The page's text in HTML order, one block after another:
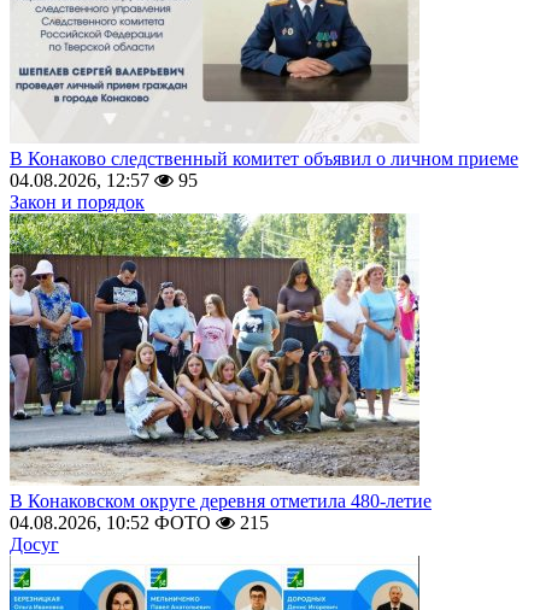
В Конаково следственный комитет объявил о личном приеме
04.08.2026, 12:57
95
Закон и порядок
В Конаковском округе деревня отметила 480-летие
04.08.2026, 10:52 ФОТО
215
Досуг